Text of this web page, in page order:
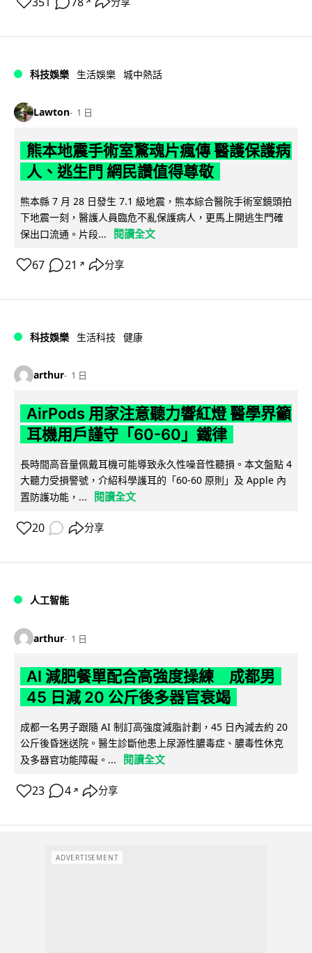
科技娛樂 生活娛樂 城中熱話
Lawton 1 日
熊本地震手術室驚魂片瘋傳 醫護保護病
人、逃生門 網民讚值得尊敬
熊本縣 7 月 28 日發生 7.1 級地震，熊本綜合醫院手術室鏡頭拍
下地震一刻，醫護人員臨危不亂保護病人，更馬上開逃生門確
保出口流通。片段...
閱讀全文
67 21 ↗ 分享
科技娛樂 生活科技 健康
arthur 1 日
AirPods 用家注意聽力響紅燈 醫學界籲
耳機用戶謹守「60-60」鐵律
長時間高音量佩戴耳機可能導致永久性噪音性聽損。本文盤點 4
大聽力受損警號，介紹科學護耳的「60-60 原則」及 Apple 內
置防護功能，...
閱讀全文
20 分享
人工智能
arthur 1 日
AI 減肥餐單配合高強度操練 成都男
45 日減 20 公斤後多器官衰竭
成都一名男子跟隨 AI 制訂高強度減脂計劃，45 日內減去約 20
公斤後昏迷送院。醫生診斷他患上尿源性膿毒症、膿毒性休克
及多器官功能障礙。...
閱讀全文
23 4 ↗ 分享
ADVERTISEMENT